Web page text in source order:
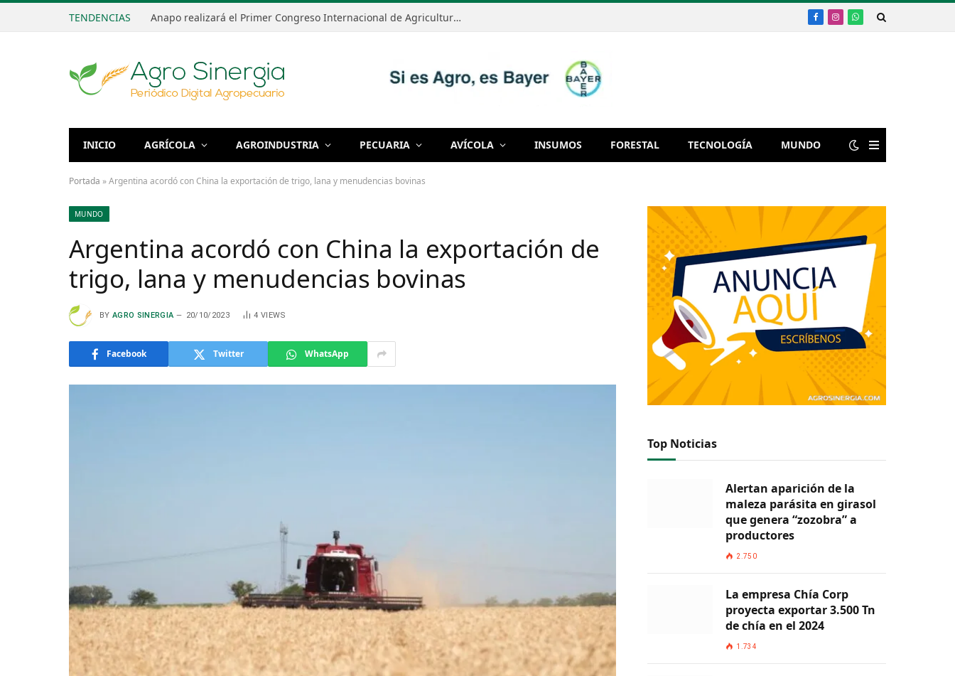
TENDENCIAS Anapo realizará el Primer Congreso Internacional de Agricultura Sostenible el 7 y 8 de septiembre Facebook
Instagram
WhatsApp
INICIO AGRÍCOLA AGROINDUSTRIA PECUARIA AVÍCOLA INSUMOS FORESTAL TECNOLOGÍA MUNDO
Portada »Argentina acordó con China la exportación de trigo, lana y menudencias bovinas
MUNDO
Argentina acordó con China la exportación de
trigo, lana y menudencias bovinas
BY AGRO SINERGIA 20/10/2023 4 VIEWS
Facebook Twitter WhatsApp
Top Noticias
Alertan aparición de la
maleza parásita en girasol
que genera “zozobra” a
productores
2.750
La empresa Chía Corp
proyecta exportar 3.500 Tn
de chía en el 2024
1.734